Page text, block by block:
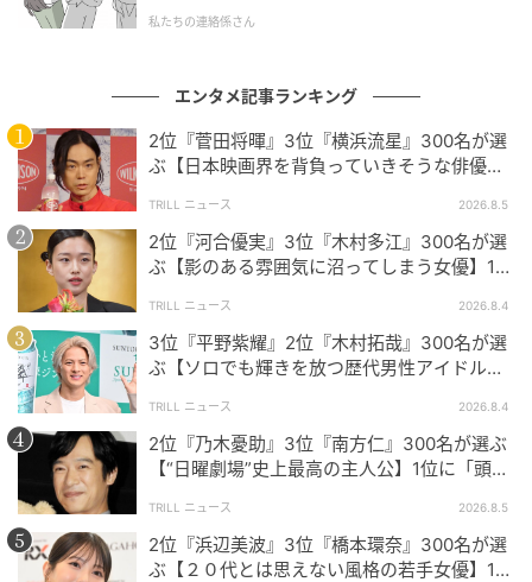
ストだから。（67歳/女性）
と、ミュージックビデオで見せる独創的なダンスや、自ら手が
けるアルバムのアートワークに至るまで、アーティスト活動に
おける全ての要素が超一流のクオリティだからです。（44歳/
女性）
“超一流”の名にふさわしい男性歌手たち
今回ご紹介したアンケートでは、それぞれ異なる個性
と魅力を持つ3名が選ばれました。どなたも「全てが超
一流」という言葉にふさわしい存在感と実績を持って
いることが、多くのコメントから伝わってきます。そ
れぞれへの熱い想いやリスペクト溢れる声にも納得で
すね。
私たちの連絡係さん
エンタメ記事ランキング
2位『菅田将暉』3位『横浜流星』300名が選
ぶ【日本映画界を背負っていきそうな俳優】1
TRILL ニュース 2026.8.5
2位『河合優実』3位『木村多江』300名が選
ぶ【影のある雰囲気に沼ってしまう女優】1位
TRILL ニュース 2026.8.4
3位『平野紫耀』2位『木村拓哉』300名が選
ぶ【ソロでも輝きを放つ歴代男性アイドル】1
TRILL ニュース 2026.8.4
2位『乃木憂助』3位『南方仁』300名が選ぶ
【“日曜劇場”史上最高の主人公】1位に「頭
TRILL ニュース 2026.8.5
2位『浜辺美波』3位『橋本環奈』300名が選
ぶ【２０代とは思えない風格の若手女優】1位